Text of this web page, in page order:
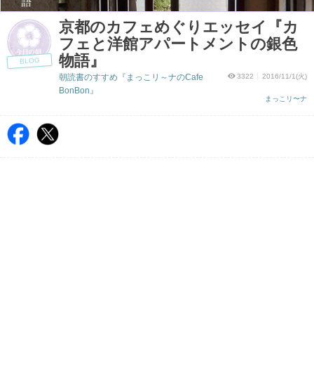
BLOG
京都のカフェめぐりエッセイ『カ
フェと洋館アパートメントの銀色
物語』
3322 2016/11/1(火)
まっこリ〜ナ
朝読書のすすめ『まっこリ～ナのCafe
BonBon』